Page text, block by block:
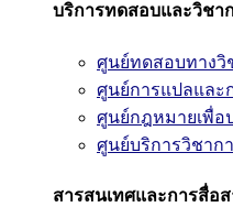
บริการทดสอบและวิชา
ศูนย์ทดสอบทางวิ
ศูนย์การแปลและ
ศูนย์กฎหมายเพื่อ
ศูนย์บริการวิชาก
สารสนเทศและการสื่อ